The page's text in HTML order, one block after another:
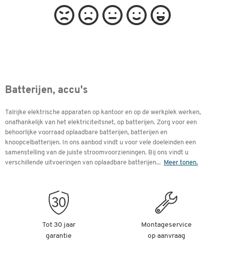
Batterijen, accu's
Talrijke elektrische apparaten op kantoor en op de werkplek werken,
onafhankelijk van het elektriciteitsnet, op batterijen. Zorg voor een
behoorlijke voorraad oplaadbare batterijen, batterijen en
knoopcelbatterijen. In ons aanbod vindt u voor vele doeleinden een
samenstelling van de juiste stroomvoorzieningen. Bij ons vindt u
verschillende uitvoeringen van oplaadbare batterijen... Meer tonen.
Tot 30 jaar
garantie
Montageservice
op aanvraag